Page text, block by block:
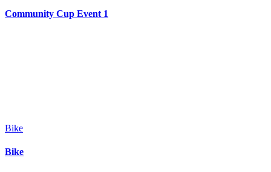
Community Cup Event 1
Bike
Bike